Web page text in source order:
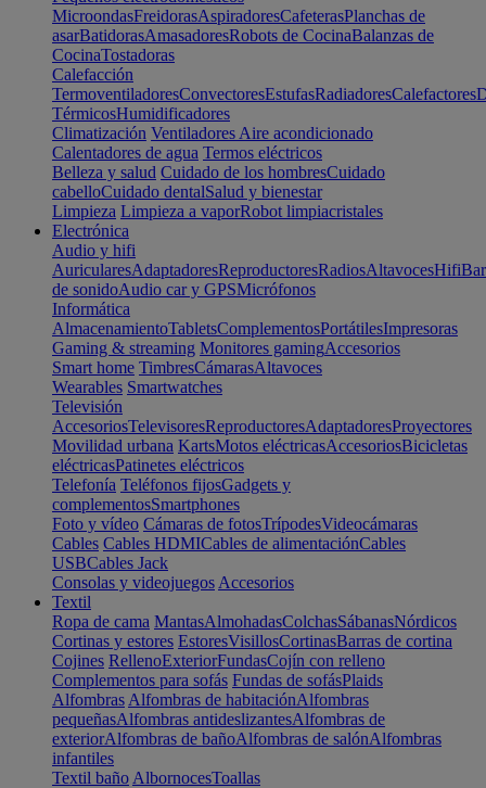
MicroondasFreidorasAspiradoresCafeterasPlanchas de
asarBatidorasAmasadoresRobots de CocinaBalanzas de
CocinaTostadoras
Calefacción
TermoventiladoresConvectoresEstufasRadiadoresCalefactores
TérmicosHumidificadores
Climatización Ventiladores Aire acondicionado
Calentadores de agua Termos eléctricos
Belleza y salud Cuidado de los hombresCuidado
cabelloCuidado dentalSalud y bienestar
Limpieza Limpieza a vaporRobot limpiacristales
Electrónica
Audio y hifi
AuricularesAdaptadoresReproductoresRadiosAltavocesHifi
de sonidoAudio car y GPSMicrófonos
Informática
AlmacenamientoTabletsComplementosPortátilesImpresoras
Gaming & streaming Monitores gamingAccesorios
Smart home TimbresCámarasAltavoces
Wearables Smartwatches
Televisión
AccesoriosTelevisoresReproductoresAdaptadoresProyectores
Movilidad urbana KartsMotos eléctricasAccesoriosBicicletas
eléctricasPatinetes eléctricos
Telefonía Teléfonos fijosGadgets y
complementosSmartphones
Foto y vídeo Cámaras de fotosTrípodesVideocámaras
Cables Cables HDMICables de alimentaciónCables
USBCables Jack
Consolas y videojuegos Accesorios
Textil
Ropa de cama MantasAlmohadasColchasSábanasNórdicos
Cortinas y estores EstoresVisillosCortinasBarras de cortina
Cojines RellenoExteriorFundasCojín con relleno
Complementos para sofás Fundas de sofásPlaids
Alfombras Alfombras de habitaciónAlfombras
pequeñasAlfombras antideslizantesAlfombras de
exteriorAlfombras de bañoAlfombras de salónAlfombras
infantiles
Textil baño AlbornocesToallas